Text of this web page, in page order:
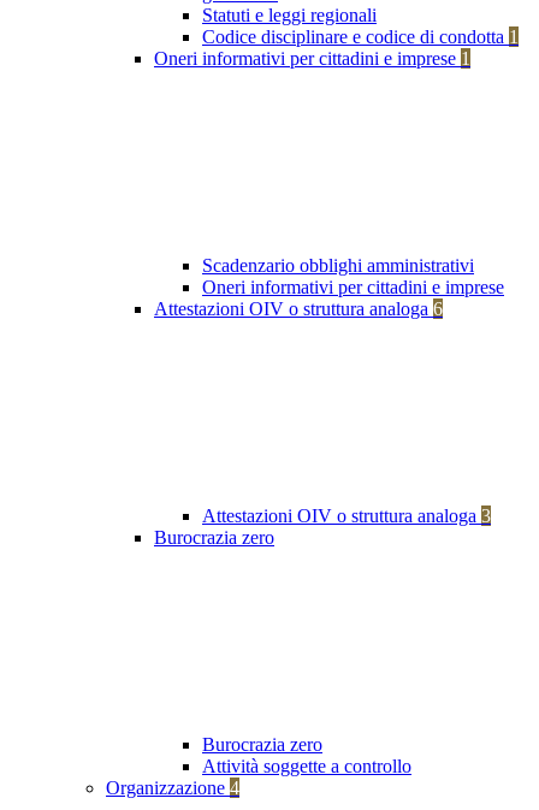
Statuti e leggi regionali
Codice disciplinare e codice di condotta 1
Oneri informativi per cittadini e imprese 1
Scadenzario obblighi amministrativi
Oneri informativi per cittadini e imprese
Attestazioni OIV o struttura analoga 6
Attestazioni OIV o struttura analoga 3
Burocrazia zero
Burocrazia zero
Attività soggette a controllo
Organizzazione 4